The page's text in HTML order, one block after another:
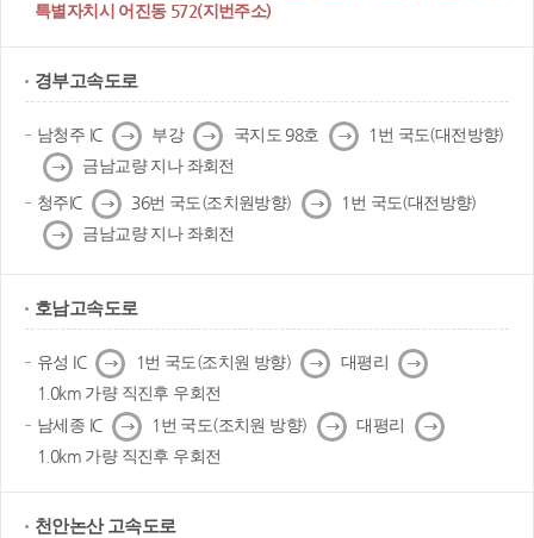
특별자치시 어진동 572(지번주소)
경부고속도로
남청주 IC 다
음
부강 다
음
국지도 98호 다
음
1번 국도(대전방향)
다
음
금남교량 지나 좌회전
청주IC 다
음
36번 국도(조치원방향) 다
음
1번 국도(대전방향)
다
음
금남교량 지나 좌회전
호남고속도로
유성 IC 다
음
1번 국도(조치원 방향) 다
음
대평리 다
음
1.0km 가량 직진후 우회전
남세종 IC 다
음
1번 국도(조치원 방향) 다
음
대평리
다
음
1.0km 가량 직진후 우회전
천안논산 고속도로